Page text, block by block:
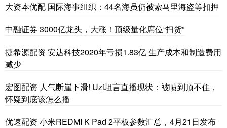
大资本优配 国际海事组织：44名海员仍被索马里海盗等扣押
中融证券 3000亿龙头，大涨！顶级量化席位“扫货”
捷希源配资 安达科技2020年亏损1.83亿 生产成本和制造费用
减少
宏图配资 人气断崖下滑! Uzi坦言直播现状：被喷到顶不住，
怀疑到底该怎么播
优速配资 小米REDMI K Pad 2平板参数汇总，4月21日发布